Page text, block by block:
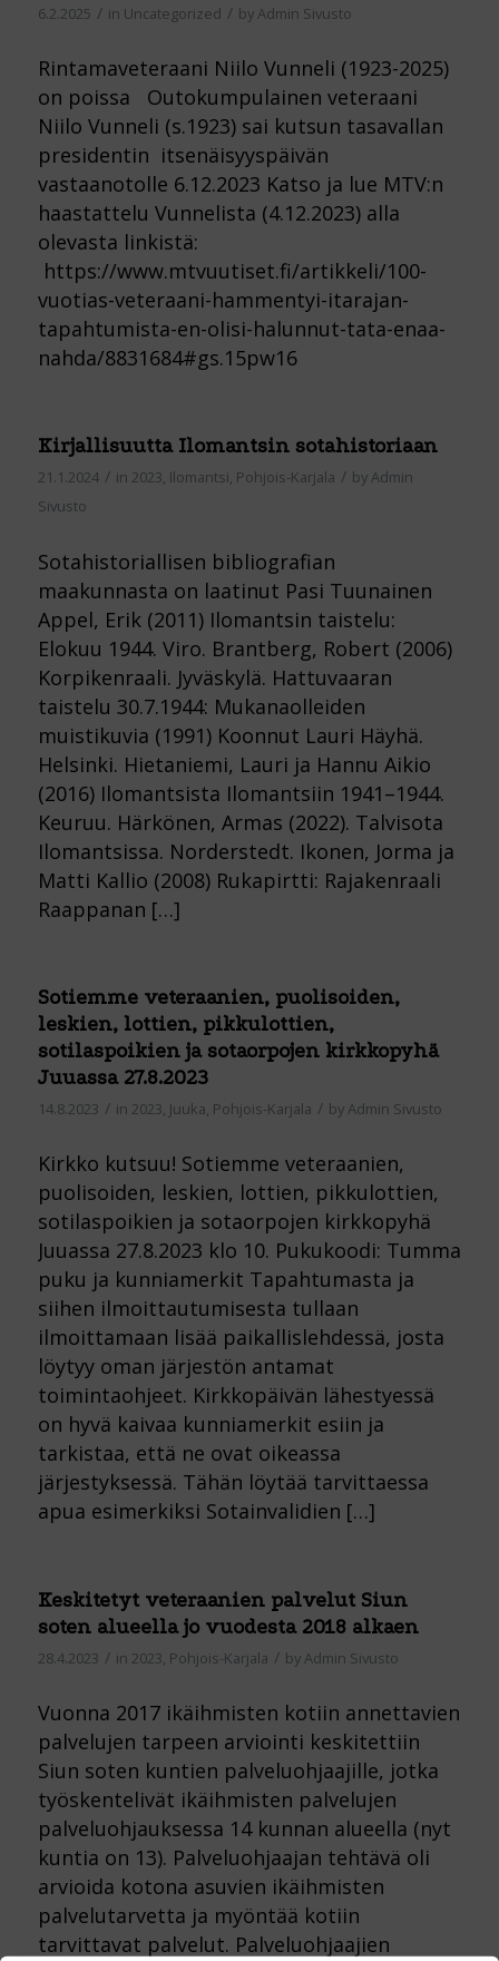
6.2.2025 / in Uncategorized / byAdmin Sivusto
Rintamaveteraani Niilo Vunneli (1923-2025)
on poissa Outokumpulainen veteraani
Niilo Vunneli (s.1923) sai kutsun tasavallan
presidentin itsenäisyyspäivän
vastaanotolle 6.12.2023 Katso ja lue MTV:n
haastattelu Vunnelista (4.12.2023) alla
olevasta linkistä:
https://www.mtvuutiset.fi/artikkeli/100-
vuotias-veteraani-hammentyi-itarajan-
tapahtumista-en-olisi-halunnut-tata-enaa-
nahda/8831684#gs.15pw16
Kirjallisuutta Ilomantsin sotahistoriaan
21.1.2024 / in 2023, Ilomantsi, Pohjois-Karjala / byAdmin
Sivusto
Sotahistoriallisen bibliografian
maakunnasta on laatinut Pasi Tuunainen
Appel, Erik (2011) Ilomantsin taistelu:
Elokuu 1944. Viro. Brantberg, Robert (2006)
Korpikenraali. Jyväskylä. Hattuvaaran
taistelu 30.7.1944: Mukanaolleiden
muistikuvia (1991) Koonnut Lauri Häyhä.
Helsinki. Hietaniemi, Lauri ja Hannu Aikio
(2016) Ilomantsista Ilomantsiin 1941–1944.
Keuruu. Härkönen, Armas (2022). Talvisota
Ilomantsissa. Norderstedt. Ikonen, Jorma ja
Matti Kallio (2008) Rukapirtti: Rajakenraali
Raappanan […]
Sotiemme veteraanien, puolisoiden,
leskien, lottien, pikkulottien,
sotilaspoikien ja sotaorpojen kirkkopyhä
Juuassa 27.8.2023
14.8.2023 / in 2023, Juuka, Pohjois-Karjala / byAdmin Sivusto
Kirkko kutsuu! Sotiemme veteraanien,
puolisoiden, leskien, lottien, pikkulottien,
sotilaspoikien ja sotaorpojen kirkkopyhä
Juuassa 27.8.2023 klo 10. Pukukoodi: Tumma
puku ja kunniamerkit Tapahtumasta ja
siihen ilmoittautumisesta tullaan
ilmoittamaan lisää paikallislehdessä, josta
löytyy oman järjestön antamat
toimintaohjeet. Kirkkopäivän lähestyessä
on hyvä kaivaa kunniamerkit esiin ja
tarkistaa, että ne ovat oikeassa
järjestyksessä. Tähän löytää tarvittaessa
apua esimerkiksi Sotainvalidien […]
Keskitetyt veteraanien palvelut Siun
soten alueella jo vuodesta 2018 alkaen
28.4.2023 / in 2023 Pohjois-Karjala / by Admin Sivusto
Vuonna 2017 ikäihmisten kotiin annettavien
palvelujen tarpeen arviointi keskitettiin
Siun soten kuntien palveluohjaajille, jotka
työskentelivät ikäihmisten palvelujen
palveluohjauksessa 14 kunnan alueella (nyt
kuntia on 13). Palveluohjaajan tehtävä oli
arvioida kotona asuvien ikäihmisten
palvelutarvetta ja myöntää kotiin
tarvittavat palvelut. Palveluohjaajien